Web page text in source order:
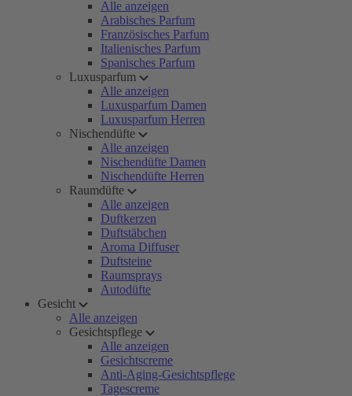
Alle anzeigen
Arabisches Parfum
Französisches Parfum
Italienisches Parfum
Spanisches Parfum
Luxusparfum
Alle anzeigen
Luxusparfum Damen
Luxusparfum Herren
Nischendüfte
Alle anzeigen
Nischendüfte Damen
Nischendüfte Herren
Raumdüfte
Alle anzeigen
Duftkerzen
Duftstäbchen
Aroma Diffuser
Duftsteine
Raumsprays
Autodüfte
Gesicht
Alle anzeigen
Gesichtspflege
Alle anzeigen
Gesichtscreme
Anti-Aging-Gesichtspflege
Tagescreme